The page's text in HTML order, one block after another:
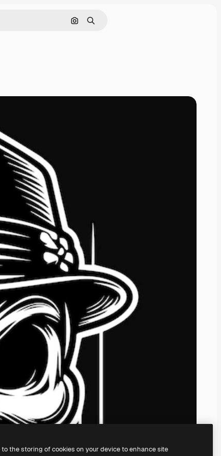
Pesquisar por imagem
Buscar
the storing of cookies on your device to enhance site